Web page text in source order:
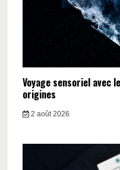
Voyage sensoriel avec
origines
2 août 2026